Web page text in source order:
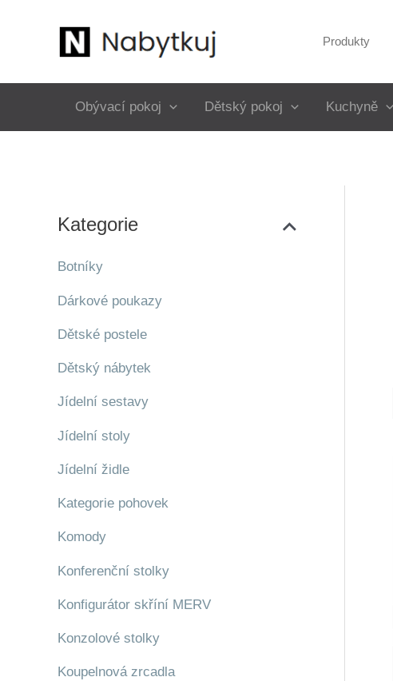
Produkty
Obývací pokoj Dětský pokoj Kuchyně
Kategorie
Botníky
Dárkové poukazy
Dětské postele
Dětský nábytek
Jídelní sestavy
Jídelní stoly
Jídelní židle
Kategorie pohovek
Komody
Konferenční stolky
Konfigurátor skříní MERV
Konzolové stolky
Koupelnová zrcadla